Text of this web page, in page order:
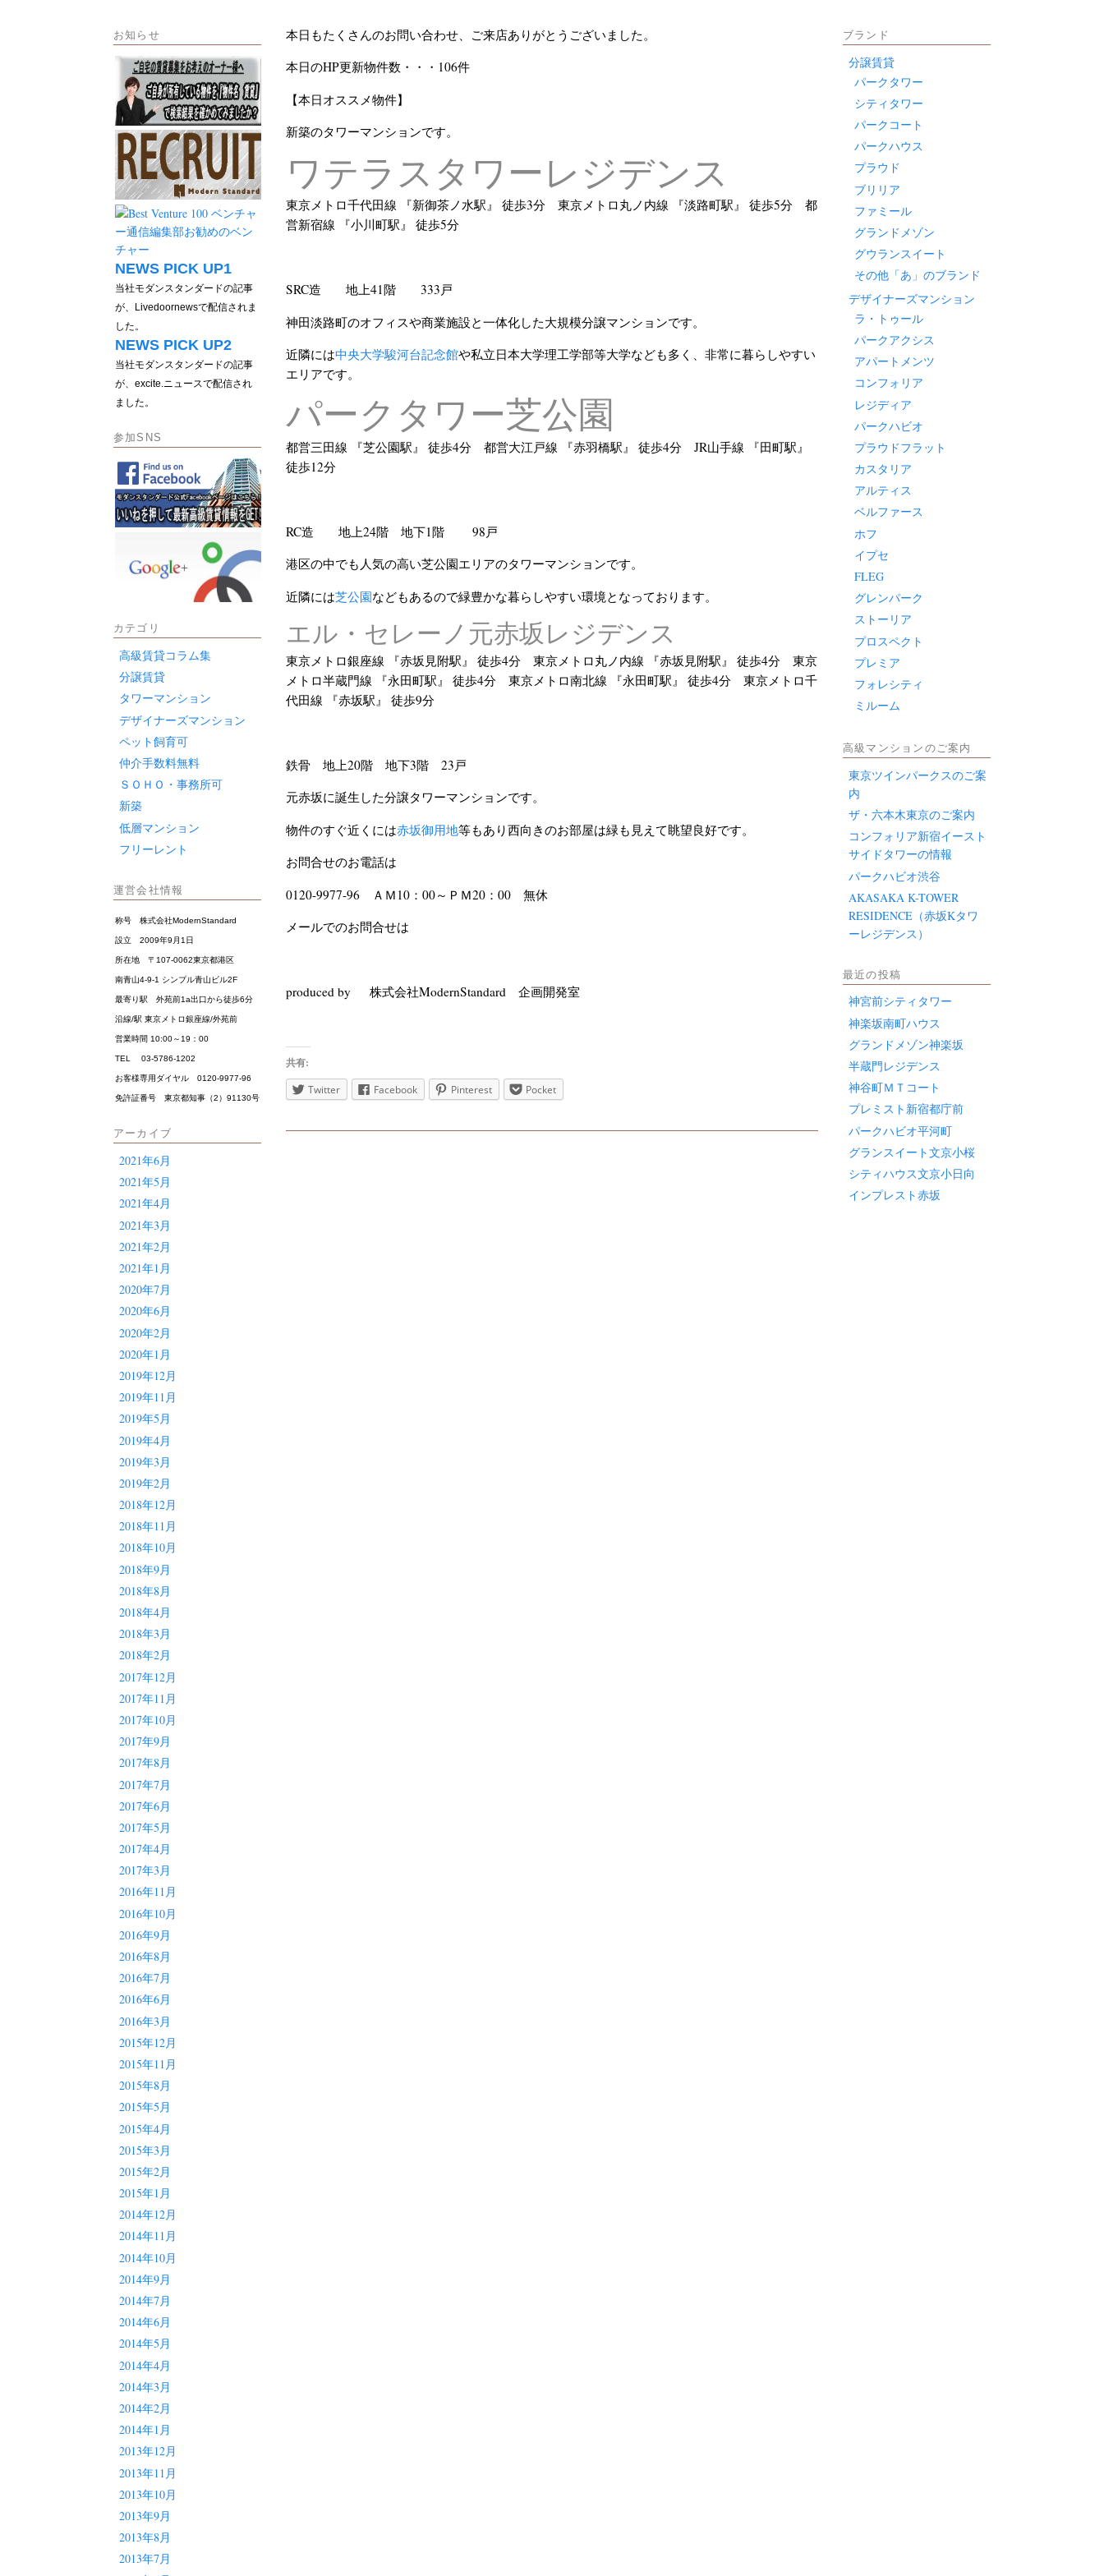
本日もたくさんのお問い合わせ、ご来店ありがとうございました。
本日のHP更新物件数・・・106件
【本日オススメ物件】
新築のタワーマンションです。
ワテラスタワーレジデンス
東京メトロ千代田線 『新御茶ノ水駅』 徒歩3分 東京メトロ丸ノ内線 『淡路町駅』 徒歩5分 都
営新宿線 『小川町駅』 徒歩5分
SRC造 地上41階 333戸
神田淡路町のオフィスや商業施設と一体化した大規模分譲マンションです。
近隣には中央大学駿河台記念館や私立日本大学理工学部等大学なども多く、非常に暮らしやすい
エリアです。
パークタワー芝公園
都営三田線 『芝公園駅』 徒歩4分 都営大江戸線 『赤羽橋駅』 徒歩4分 JR山手線 『田町駅』
徒歩12分
RC造 地上24階 地下1階 98戸
港区の中でも人気の高い芝公園エリアのタワーマンションです。
近隣には芝公園などもあるので緑豊かな暮らしやすい環境となっております。
エル・セレーノ元赤坂レジデンス
東京メトロ銀座線 『赤坂見附駅』 徒歩4分 東京メトロ丸ノ内線 『赤坂見附駅』 徒歩4分 東京
メトロ半蔵門線 『永田町駅』 徒歩4分 東京メトロ南北線 『永田町駅』 徒歩4分 東京メトロ千
代田線 『赤坂駅』 徒歩9分
鉄骨 地上20階 地下3階 23戸
元赤坂に誕生した分譲タワーマンションです。
物件のすぐ近くには赤坂御用地等もあり西向きのお部屋は緑も見えて眺望良好です。
お問合せのお電話は
0120-9977-96 ＡＭ10：00～ＰＭ20：00 無休
メールでのお問合せは
produced by 株式会社ModernStandard 企画開発室
共有:
Twitter
Facebook Pinterest Pocket
お知らせ
NEWS PICK UP1
当社モダンスタンダードの記事
が、Livedoornewsで配信されま
した。
NEWS PICK UP2
当社モダンスタンダードの記事
が、excite.ニュースで配信され
ました。
参加SNS
カテゴリ
高級賃貸コラム集
分譲賃貸
タワーマンション
デザイナーズマンション
ペット飼育可
仲介手数料無料
ＳＯＨＯ・事務所可
新築
低層マンション
フリーレント
運営会社情報
称号 株式会社ModernStandard
設立 2009年9月1日
所在地 〒107-0062東京都港区
南青山4-9-1 シンプル青山ビル2F
最寄り駅 外苑前1a出口から徒歩6分
沿線/駅 東京メトロ銀座線/外苑前
営業時間 10:00～19：00
TEL 03-5786-1202
お客様専用ダイヤル 0120-9977-96
免許証番号 東京都知事（2）91130号
アーカイブ
2021年6月
2021年5月
2021年4月
2021年3月
2021年2月
2021年1月
2020年7月
2020年6月
2020年2月
2020年1月
2019年12月
2019年11月
2019年5月
2019年4月
2019年3月
2019年2月
2018年12月
2018年11月
2018年10月
2018年9月
2018年8月
2018年4月
2018年3月
2018年2月
2017年12月
2017年11月
2017年10月
2017年9月
2017年8月
2017年7月
2017年6月
2017年5月
2017年4月
2017年3月
2016年11月
2016年10月
2016年9月
2016年8月
2016年7月
2016年6月
2016年3月
2015年12月
2015年11月
2015年8月
2015年5月
2015年4月
2015年3月
2015年2月
2015年1月
2014年12月
2014年11月
2014年10月
2014年9月
2014年7月
2014年6月
2014年5月
2014年4月
2014年3月
2014年2月
2014年1月
2013年12月
2013年11月
2013年10月
2013年9月
2013年8月
2013年7月
ブランド
分譲賃貸
パークタワー
シティタワー
パークコート
パークハウス
プラウド
ブリリア
ファミール
グランドメゾン
グウランスイート
その他「あ」のブランド
デザイナーズマンション
ラ・トゥール
パークアクシス
アパートメンツ
コンフォリア
レジディア
パークハビオ
プラウドフラット
カスタリア
アルティス
ベルファース
ホフ
イプセ
FLEG
グレンパーク
ストーリア
プロスペクト
プレミア
フォレシティ
ミルーム
高級マンションのご案内
東京ツインパークスのご案
内
ザ・六本木東京のご案内
コンフォリア新宿イースト
サイドタワーの情報
パークハビオ渋谷
AKASAKA K-TOWER
RESIDENCE（赤坂Kタワ
ーレジデンス）
最近の投稿
神宮前シティタワー
神楽坂南町ハウス
グランドメゾン神楽坂
半蔵門レジデンス
神谷町ＭＴコート
プレミスト新宿都庁前
パークハビオ平河町
グランスイート文京小桜
シティハウス文京小日向
インプレスト赤坂